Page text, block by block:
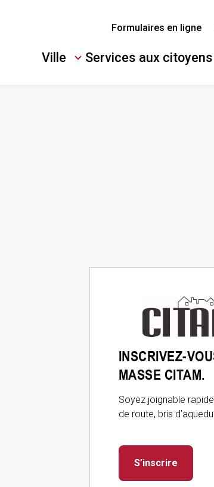
Formulaires en ligne
Ville
Ouvrir/FermerServices aux citoyens
Ouvrir/Fermer
au
Portail
INSCRIVEZ-
MASSE CITAM.
Soyez joignable
de route, bris
S’inscrire